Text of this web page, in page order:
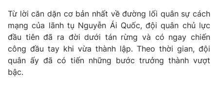
VTV Money VTV Thể thao
VTV Sức khoẻ Bất động sản
Từ lời căn dặn cơ bản nhất về đường lối quân sự cách
mạng của lãnh tụ Nguyễn Ái Quốc, đội quân chủ lực
đầu tiên đã ra đời dưới tán rừng và có ngay chiến
công đầu tay khi vừa thành lập. Theo thời gian, đội
quân ấy đã có tiến những bước trưởng thành vượt
bậc.